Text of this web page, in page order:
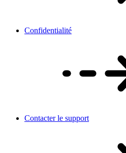
Confidentialité
Contacter le support